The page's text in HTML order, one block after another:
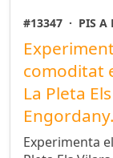
#13347 · PIS A
comoditat
La Pleta
Engordany.
Experimenta